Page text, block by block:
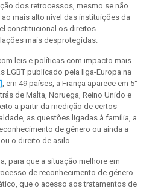
dos retrocessos, mesmo se não
mais alto nível das instituições da
constitucional os direitos
mais desprotegidas.
leis e políticas com impacto mais
LGBT publicado pela Ilga-Europa na
, em 49 países, a França aparece em 5°
de Malta, Noruega, Reino Unido e
a partir da medição de certos
as questões ligadas à família, a
de género ou ainda a
o direito de asilo.
para que a situação melhore em
de reconhecimento de género
que o acesso aos tratamentos de